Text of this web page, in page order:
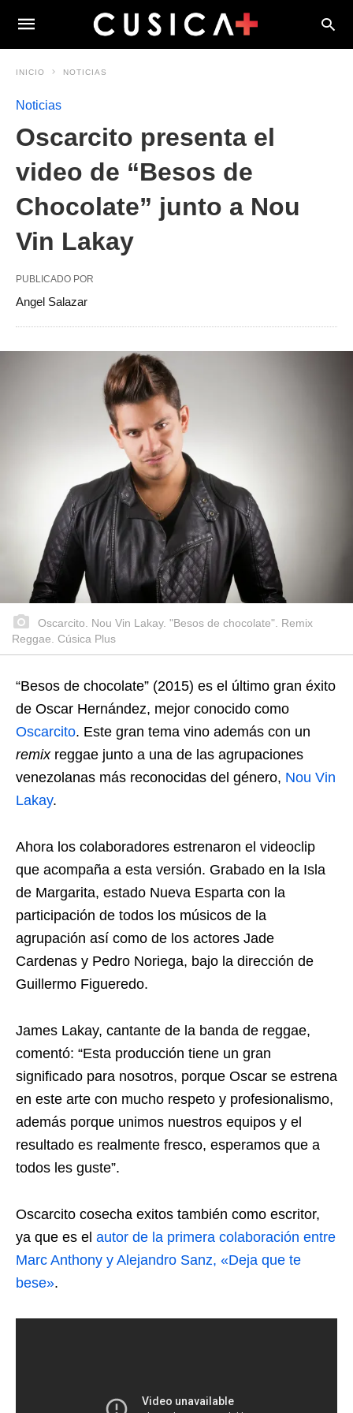
INICIO NOTICIAS
Noticias
Oscarcito presenta el
video de “Besos de
Chocolate” junto a Nou
Vin Lakay
PUBLICADO POR
Angel Salazar
Oscarcito. Nou Vin Lakay. "Besos de chocolate". Remix
Reggae. Cúsica Plus
“Besos de chocolate” (2015) es el último gran éxito
de Oscar Hernández, mejor conocido como
Oscarcito. Este gran tema vino además con un
remixreggae junto a una de las agrupaciones
venezolanas más reconocidas del género, Nou Vin
Lakay.
Ahora los colaboradores estrenaron el videoclip
que acompaña a esta versión. Grabado en la Isla
de Margarita, estado Nueva Esparta con la
participación de todos los músicos de la
agrupación así como de los actores Jade
Cardenas y Pedro Noriega, bajo la dirección de
Guillermo Figueredo.
James Lakay, cantante de la banda de reggae,
comentó: “Esta producción tiene un gran
significado para nosotros, porque Oscar se estrena
en este arte con mucho respeto y profesionalismo,
además porque unimos nuestros equipos y el
resultado es realmente fresco, esperamos que a
todos les guste”.
Oscarcito cosecha exitos también como escritor,
ya que es el autor de la primera colaboración entre
Marc Anthony y Alejandro Sanz, «Deja que te
bese».